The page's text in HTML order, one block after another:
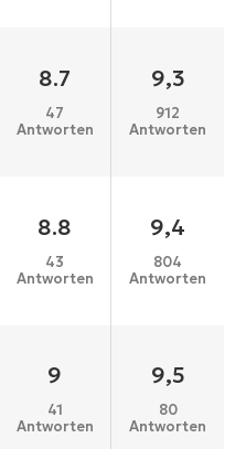
8.7
47
Antworten
9,3
912
Antworten
8.8
43
Antworten
9,4
804
Antworten
9
41
Antworten
9,5
80
Antworten